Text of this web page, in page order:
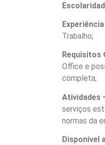
Trabalho;
Office e
completa;
Atividades
serviços
normas da
Disponível